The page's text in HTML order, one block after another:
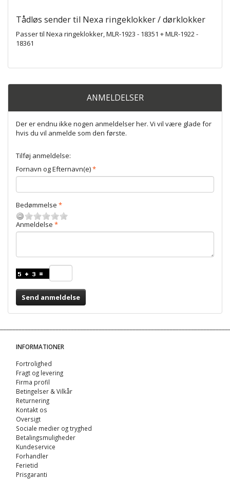
Tådløs sender til Nexa ringeklokker / dørklokker
Passer til Nexa ringeklokker, MLR-1923 - 18351 + MLR-1922 -
18361
ANMELDELSER
Der er endnu ikke nogen anmeldelser her. Vi vil være glade for
hvis du vil anmelde som den første.
Tilføj anmeldelse:
Fornavn og Efternavn(e)
Bedømmelse
Anmeldelse
Send anmeldelse
INFORMATIONER
Fortrolighed
Fragt og levering
Firma profil
Betingelser & Vilkår
Returnering
Kontakt os
Oversigt
Sociale medier og tryghed
Betalingsmuligheder
Kundeservice
Forhandler
Ferietid
Prisgaranti